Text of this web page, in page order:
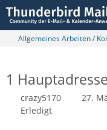
Allgemeines Arbeiten /
1
crazy5170 27.
Erledigt